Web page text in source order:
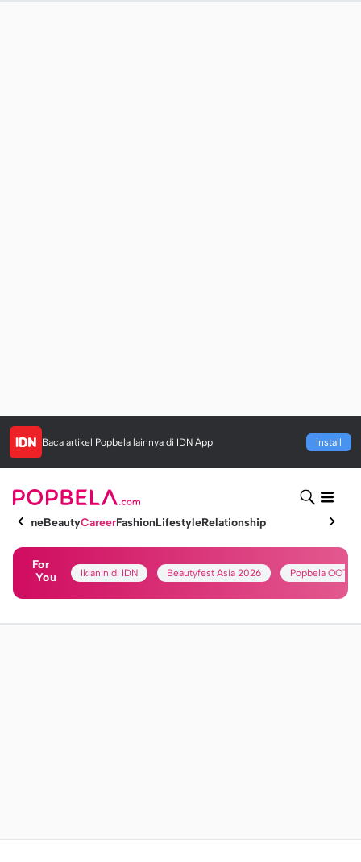
Baca artikel Popbela lainnya di IDN App Install
HomeBeautyCareerFashionLifestyleRelationship
For
You
Iklanin di IDN Beautyfest Asia 2026 Popbela OOTD